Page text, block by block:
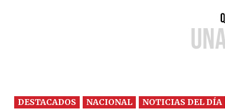
DESTACADOS NACIONAL NOTICIAS DEL DÍA